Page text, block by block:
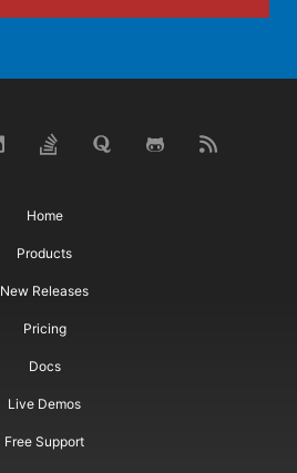
Home
Products
New Releases
Pricing
Docs
Live Demos
Free Support